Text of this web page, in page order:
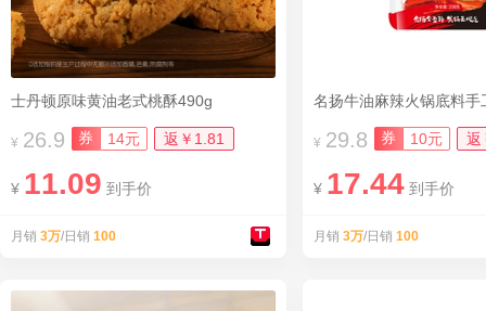
士丹顿原味黄油老式桃酥490g
¥ 26.9 券 14元 返￥1.81
¥ 11.09 到手价
月销 3万/日销 100
¥ 29.8 券 10元 返
¥ 17.44 到手价
月销 3万/日销 100